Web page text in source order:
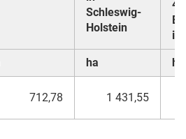
Schleswig-
Holstein
ha ha
712,78 1 431,55